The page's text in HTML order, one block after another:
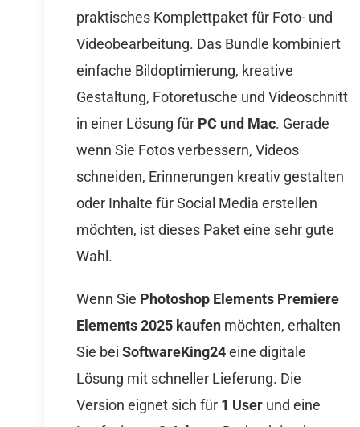
praktisches Komplettpaket für Foto- und
Videobearbeitung. Das Bundle kombiniert
einfache Bildoptimierung, kreative
Gestaltung, Fotoretusche und Videoschnitt
in einer Lösung für PC und Mac. Gerade
wenn Sie Fotos verbessern, Videos
schneiden, Erinnerungen kreativ gestalten
oder Inhalte für Social Media erstellen
möchten, ist dieses Paket eine sehr gute
Wahl.
Wenn Sie Photoshop Elements Premiere
Elements 2025 kaufen möchten, erhalten
Sie bei SoftwareKing24eine digitale
Lösung mit schneller Lieferung. Die
Version eignet sich für 1 User und eine